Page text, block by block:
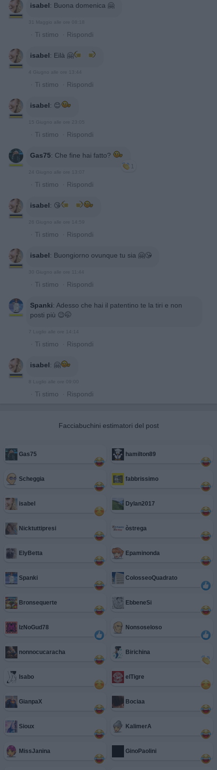
isabel: Buona domenica 🤗
· Ti stimo · Rispondi
isabel: Eilà 🤗
4 Giugno alle ore 13:44
· Ti stimo · Rispondi
isabel: 😊
15 Giugno alle ore 23:05
· Ti stimo · Rispondi
Gas75: Che fine hai fatto?
1
24 Giugno alle ore 13:07
· Ti stimo · Rispondi
isabel: 😘
26 Giugno alle ore 14:59
· Ti stimo · Rispondi
isabel: Buongiorno ovunque tu sia 🤗😘
30 Giugno alle ore 11:44
· Ti stimo · Rispondi
Spanki: Adesso che hai il patentino te la tiri e non
posti più 😉🤭
7 Luglio alle ore 14:14
· Ti stimo · Rispondi
isabel: 🤗
· Ti stimo · Rispondi
Facciabuchini estimatori del post
Gas75 hamilton89
Scheggia fabbrissimo
isabel Dylan2017
Nicktuttipresi òstrega
ElyBetta Epaminonda
Spanki ColosseoQuadrato
Bronsequerte EbbeneSi
IzNoGud78 Nonsoseloso
nonnocucaracha Birichina
Isabo elTigre
GianpaX Bociaa
Sioux KalimerA
MissJanina GinoPaolini